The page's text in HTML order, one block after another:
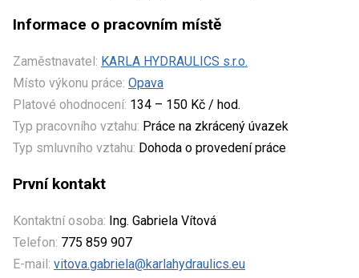
Informace o pracovním místě
Zaměstnavatel: KARLA HYDRAULICS s.r.o.
Místo výkonu práce: Opava
Platové ohodnocení: 134 – 150 Kč / hod.
Typ pracovního vztahu: Práce na zkrácený úvazek
Typ smluvního vztahu: Dohoda o provedení práce
První kontakt
Kontaktní osoba: Ing. Gabriela Vítová
Telefon: 775 859 907
E-mail: vitova.gabriela@karlahydraulics.eu